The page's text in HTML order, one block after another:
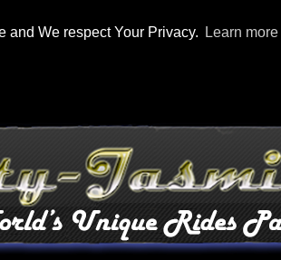
and We respect Your Privacy. Learn more